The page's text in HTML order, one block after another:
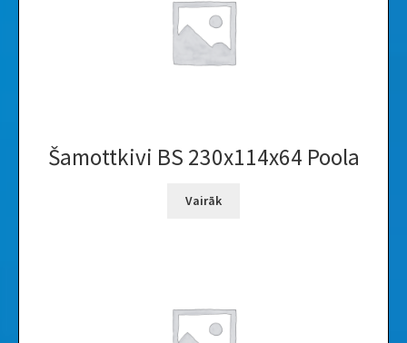
Šamottkivi BS 230x114x64 Poola
Vairāk